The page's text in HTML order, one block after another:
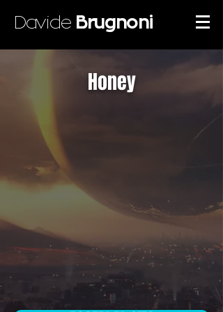
Davide Brugnoni
Honey